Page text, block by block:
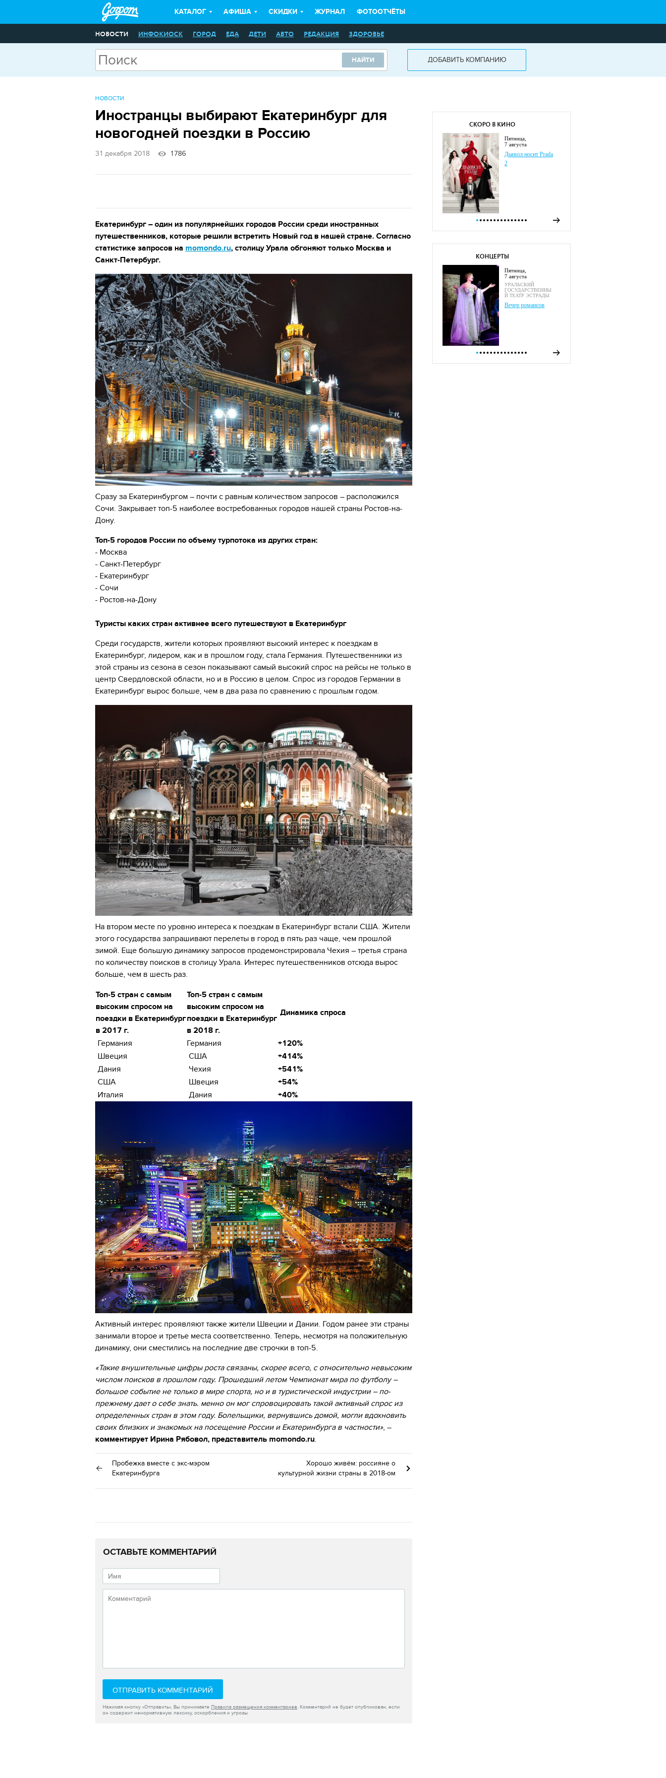
КАТАЛОГ АФИША СКИДКИ ЖУРНАЛ ФОТООТЧЁТЫ
НОВОСТИ ИНФОКИОСК ГОРОД ЕДА ДЕТИ АВТО РЕДАКЦИЯ ЗДОРОВЬЕ
НАЙТИ ДОБАВИТЬ КОМПАНИЮ
НОВОСТИ
Иностранцы выбирают Екатеринбург для
новогодней поездки в Россию
31 декабря 2018 1786
Екатеринбург – один из популярнейших городов России среди иностранных
путешественников, которые решили встретить Новый год в нашей стране. Согласно
статистике запросов на momondo.ru, столицу Урала обгоняют только Москва и
Санкт-Петербург.
Сразу за Екатеринбургом – почти с равным количеством запросов – расположился
Сочи. Закрывает топ-5 наиболее востребованных городов нашей страны Ростов-на-
Дону.
Топ-5 городов России по объему турпотока из других стран:
- Москва
- Санкт-Петербург
- Екатеринбург
- Сочи
- Ростов-на-Дону
Туристы каких стран активнее всего путешествуют в Екатеринбург
Среди государств, жители которых проявляют высокий интерес к поездкам в
Екатеринбург, лидером, как и в прошлом году, стала Германия. Путешественники из
этой страны из сезона в сезон показывают самый высокий спрос на рейсы не только в
центр Свердловской области, но и в Россию в целом. Спрос из городов Германии в
Екатеринбург вырос больше, чем в два раза по сравнению с прошлым годом.
На втором месте по уровню интереса к поездкам в Екатеринбург встали США. Жители
этого государства запрашивают перелеты в город в пять раз чаще, чем прошлой
зимой. Еще большую динамику запросов продемонстрировала Чехия – третья страна
по количеству поисков в столицу Урала. Интерес путешественников отсюда вырос
больше, чем в шесть раз.
Топ-5 стран с самым
высоким спросом на
поездки в Екатеринбург
в 2017 г.
Топ-5 стран с самым
высоким спросом на
поездки в Екатеринбург
в 2018 г.
Динамика спроса
Германия Германия
+120%
Швеция
США
+414%
Дания
Чехия
+541%
США
Швеция
+54%
Италия
Дания +40%
Активный интерес проявляют также жители Швеции и Дании. Годом ранее эти страны
занимали второе и третье места соответственно. Теперь, несмотря на положительную
динамику, они сместились на последние две строчки в топ-5.
«Такие внушительные цифры роста связаны, скорее всего, с относительно невысоким
числом поисков в прошлом году. Прошедший летом Чемпионат мира по футболу –
большое событие не только в мире спорта, но и в туристической индустрии – по-
прежнему дает о себе знать. менно он мог спровоцировать такой активный спрос из
определенных стран в этом году. Болельщики, вернувшись домой, могли вдохновить
своих близких и знакомых на посещение России и Екатеринбурга в частности», –
комментирует Ирина Рябовол, представитель momondo.ru.
Пробежка вместе с экс-мэром
Екатеринбурга
Хорошо живём: россияне о
культурной жизни страны в 2018-ом
ОСТАВЬТЕ КОММЕНТАРИЙ
ОТПРАВИТЬ КОММЕНТАРИЙ
Нажимая кнопку «Отправить», Вы принимаете Правила размещения комментариев. Комментарий не будет опубликован, если
он содержит ненормативную лексику, оскорбления и угрозы
СКОРО В КИНО
пятница,
7 августа
Дьявол носит Prada
2
КОНЦЕРТЫ
пятница,
7 августа
УРАЛЬСКИЙ
ГОСУДАРСТВЕННЫ
Й ТЕАТР ЭСТРАДЫ
Вечер романсов